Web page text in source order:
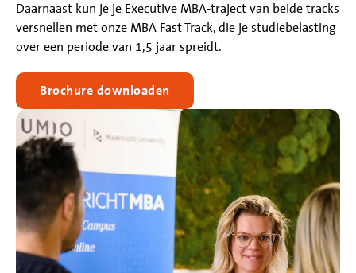
Daarnaast kun je je Executive MBA-traject van beide tracks
versnellen met onze MBA Fast Track, die je studiebelasting
over een periode van 1,5 jaar spreidt.
Brochure downloaden